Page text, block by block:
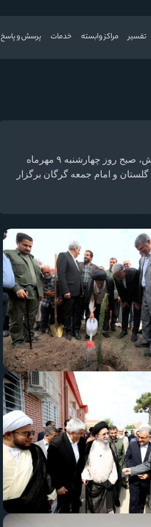
تفسیر مراکز وابسته خدمات پرسش و پاسخ
یین افتتاح مدرسه ۱۰ کلاسه امام حسن عسکری (ع) در شهرستان گالیکش، صبح روز چهارشنبه ۹ مهرماه
گلستان و امام جمعه گرگان برگزار